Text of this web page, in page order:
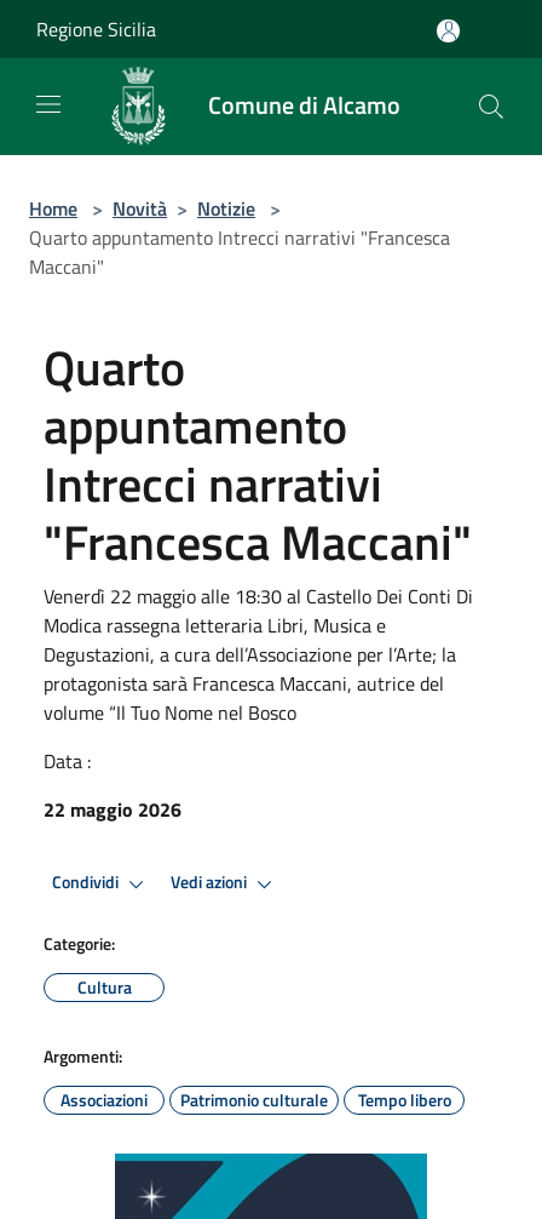
Regione Sicilia
Comune di Alcamo
Home > Novità > Notizie >
Quarto appuntamento Intrecci narrativi "Francesca
Maccani"
Quarto
appuntamento
Intrecci narrativi
"Francesca Maccani"
Venerdì 22 maggio alle 18:30 al Castello Dei Conti Di
Modica rassegna letteraria Libri, Musica e
Degustazioni, a cura dell’Associazione per l’Arte; la
protagonista sarà Francesca Maccani, autrice del
volume “Il Tuo Nome nel Bosco
Data :
22 maggio 2026
Condividi Vedi azioni
Categorie:
Cultura
Argomenti:
Associazioni
Patrimonio culturale Tempo libero